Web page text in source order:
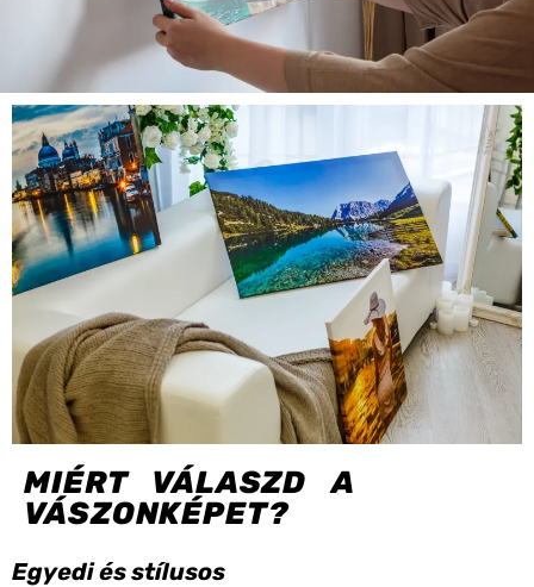
MIÉRT VÁLASZD A
VÁSZONKÉPET?
Egyedi és stílusos